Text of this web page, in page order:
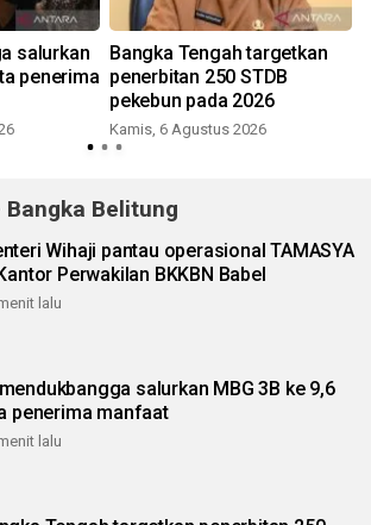
salurkan
penerima
Bangka Tengah targetkan
penerbitan 250 STDB
pekebun pada 2026
Kamis, 6 Agustus 2026
Belitung
Wihaji pantau operasional TAMASYA
Perwakilan BKKBN Babel
lalu
salurkan MBG 3B ke 9,6
penerima manfaat
lalu